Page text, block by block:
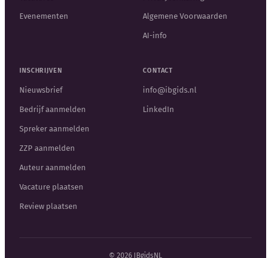
Evenementen Algemene Voorwaarden
AI-info
INSCHRIJVEN
Nieuwsbrief
Bedrijf aanmelden
Spreker aanmelden
ZZP aanmelden
Auteur aanmelden
Vacature plaatsen
Review plaatsen
CONTACT
info@ibgids.nl
LinkedIn
© 2026 IBgidsNL